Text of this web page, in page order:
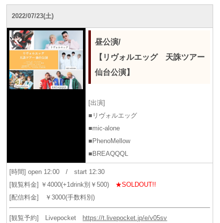
2022/07/23(土)
昼公演/
【リヴォルエッグ 天誅ツアー
仙台公演】
[出演]
■リヴォルエッグ
■mic-alone
■PhenoMellow
■BREAQQQL
[時間] open 12:00 / start 12:30
[観覧料金] ￥4000(+1drink別￥500) ★SOLDOUT!!
[配信料金] ￥3000(手数料別)
[観覧予約] Livepocket https://t.livepocket.jp/e/v05sv